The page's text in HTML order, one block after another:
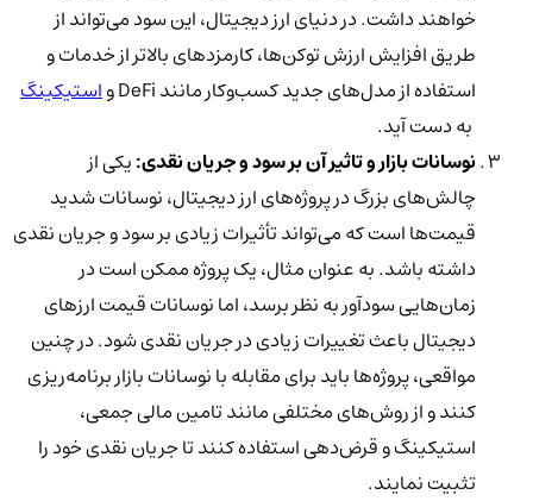
خواهند داشت. در دنیای ارز دیجیتال، این سود می‌تواند از
طریق افزایش ارزش توکن‌ها، کارمزدهای بالاتر از خدمات و
استفاده از مدل‌های جدید کسب‌وکار مانندDeFi واستیکینگ
به دست آید.
نوسانات بازار و تاثیر آن بر سود و جریان نقدی:یکی از
چالش‌های بزرگ در پروژه‌های ارز دیجیتال، نوسانات شدید
قیمت‌ها است که می‌تواند تأثیرات زیادی بر سود و جریان نقدی
داشته باشد. به عنوان مثال، یک پروژه ممکن است در
زمان‌هایی سودآور به نظر برسد، اما نوسانات قیمت ارزهای
دیجیتال باعث تغییرات زیادی در جریان نقدی شود. در چنین
مواقعی، پروژه‌ها باید برای مقابله با نوسانات بازار برنامه‌ریزی
کنند و از روش‌های مختلفی مانندتامین مالی جمعی،
استیکینگ و قرض‌دهیاستفاده کنند تا جریان نقدی خود را
تثبیت نمایند.